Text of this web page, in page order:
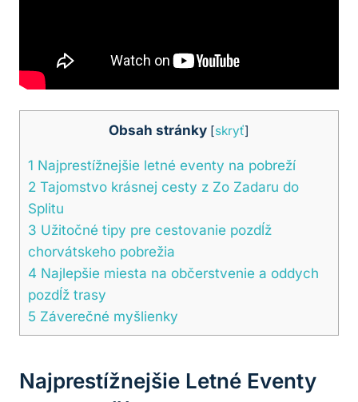
Obsah stránky [skryť]
1 Najprestížnejšie letné eventy na pobreží
2 Tajomstvo krásnej cesty z Zo Zadaru do
Splitu
3 Užitočné tipy pre cestovanie pozdĺž
chorvátskeho pobrežia
4 Najlepšie miesta na občerstvenie a oddych
pozdĺž trasy
5 Záverečné myšlienky
Najprestížnejšie Letné Eventy